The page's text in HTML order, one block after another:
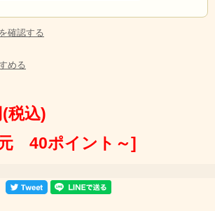
確認する
める
(税込)
40ポイント～]